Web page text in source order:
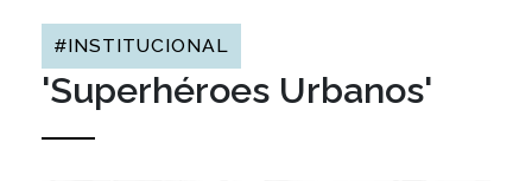
#INSTITUCIONAL
'Superhéroes Urbanos'